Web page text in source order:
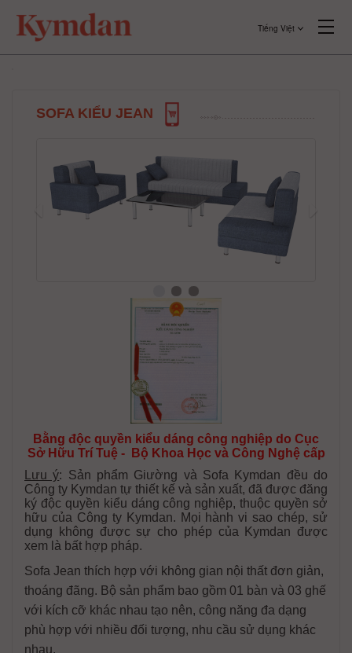
Tiếng Việt
SOFA KIỂU JEAN
Bằng độc quyền kiểu dáng công nghiệp do Cục
Sở Hữu Trí Tuệ - Bộ Khoa Học và Công Nghệ cấp
Lưu ý: Sản phẩm Giường và Sofa Kymdan đều do
Công ty Kymdan tự thiết kế và sản xuất, đã được đăng
ký độc quyền kiểu dáng công nghiệp, thuộc quyền sở
hữu của Công ty Kymdan. Mọi hành vi sao chép, sử
dụng không được sự cho phép của Kymdan được
xem là bất hợp pháp.
Sofa Jean thích hợp với không gian nội thất đơn giản,
thoáng đãng. Bộ sản phẩm bao gồm 01 bàn và 03 ghế
với kích cỡ khác nhau tạo nên, công năng đa dạng
phù hợp với nhiều đối tượng, nhu cầu sử dụng khác
nhau.